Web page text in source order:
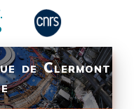
de Clermont